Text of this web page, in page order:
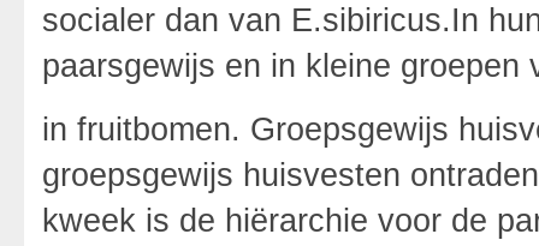
socialer dan van E.sibiricus.In
paarsgewijs en in kleine groepen
in fruitbomen. Groepsgewijs
groepsgewijs huisvesten
kweek is de hiërarchie voor de